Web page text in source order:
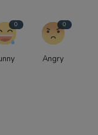
0 0
Angry